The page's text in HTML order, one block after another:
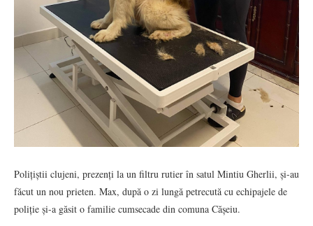
Polițiștii clujeni, prezenți la un filtru rutier în satul Mintiu Gherlii, și-au
făcut un nou prieten. Max, după o zi lungă petrecută cu echipajele de
poliție și-a găsit o familie cumsecade din comuna Cășeiu.